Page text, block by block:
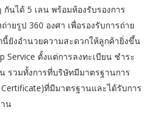
นได้ 5 เลน พร้อมห้องรับรองการ
ยรูป 360 องศา เพื่อรองรับการถ่าย
ยังอำนวยความสะดวกให้ลูกค้ายิ่งขึ้น
Service ตั้งแต่การลงทะเบียน ชำระ
รวมทั้งการที่บริษัทมีมาตรฐานการ
ที่มีมาตรฐานและได้รับการ
น